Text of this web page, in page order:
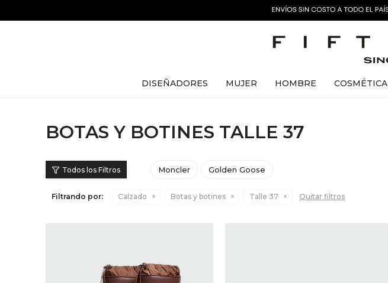
DISEÑADORES MUJER HOMBRE COSMÉTICA
BOTAS Y BOTINES TALLE 37
Moncler Golden Goose
Filtrando por: Calzado Botas y botines Talle 37 Quitar filtros